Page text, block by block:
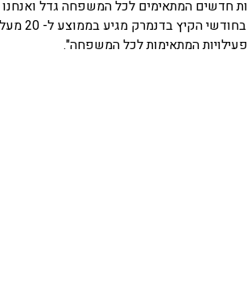
חדשים המתאימים לכל המשפחה גדל
על מנת להנגיש ללקוחותינו חוויות חופשה
המתאימות לכל המשפחה".